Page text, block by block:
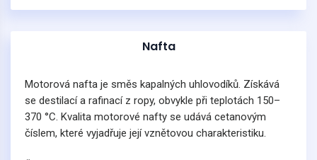
Nafta
Motorová nafta je směs kapalných uhlovodíků. Získává
se destilací a rafinací z ropy, obvykle při teplotách 150–
370 °C. Kvalita motorové nafty se udává cetanovým
číslem, které vyjadřuje její vznětovou charakteristiku.